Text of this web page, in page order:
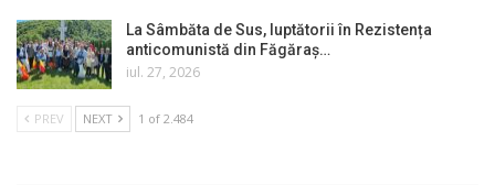
La Sâmbăta de Sus, luptătorii în Rezistența
anticomunistă din Făgăraș…
iul. 27, 2026
PREV NEXT 1 of 2.484